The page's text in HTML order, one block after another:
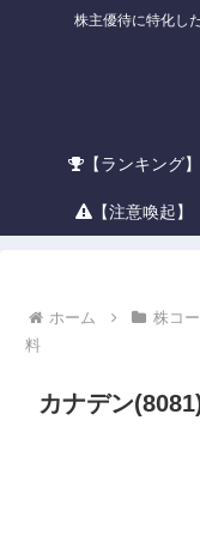
株主優待に特化し
【ランキング】
【注意喚起】
ホーム 株コ
料
カナデン